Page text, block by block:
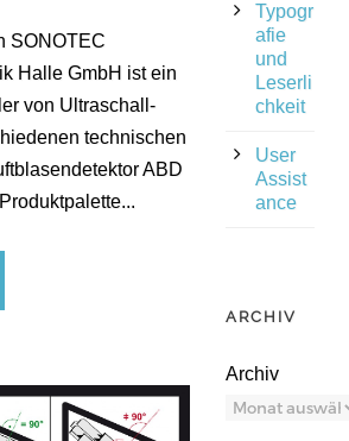
SONOTEC
Halle GmbH ist ein
von Ultraschall­
technischen
ABD
Typogr
afie
und
Leserli
chkeit
User
Assist
ance
ARCHIV
Archiv